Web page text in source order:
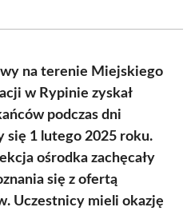
na terenie Miejskiego
w Rypinie zyskał
podczas dni
się 1 lutego 2025 roku.
ośrodka zachęcały
się z ofertą
Uczestnicy mieli okazję